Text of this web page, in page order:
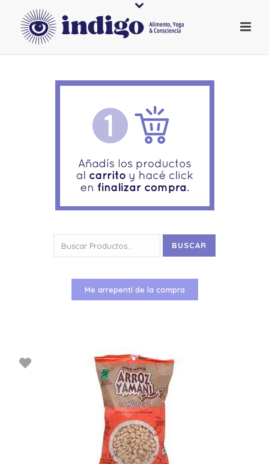
por:
BUSCAR
Me arrepentí de la compra